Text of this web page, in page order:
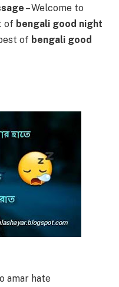
– Welcome to
of bengali good night
of bengali good
amar hate